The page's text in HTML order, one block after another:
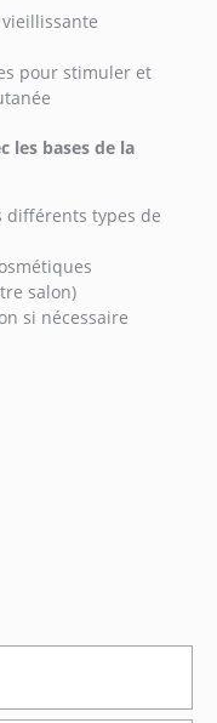
pour stimuler et
les bases de la
différents types de
salon)
si nécessaire